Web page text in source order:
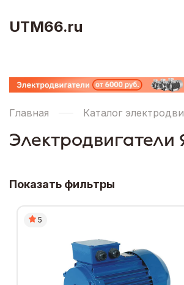
UTM66.ru
Главная Каталог
Электродвигатели
Показать фильтры
5